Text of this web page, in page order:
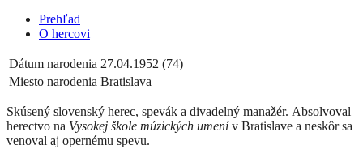
Prehľad
O hercovi
Dátum narodenia 27.04.1952 (74)
Miesto narodenia Bratislava
Skúsený slovenský herec, spevák a divadelný manažér. Absolvoval
herectvo na Vysokej škole múzických umenív Bratislave a neskôr sa
venoval aj opernému spevu.